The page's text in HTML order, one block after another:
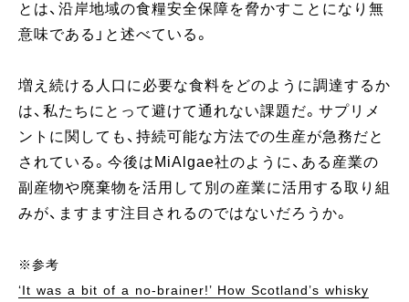
とは、沿岸地域の食糧安全保障を脅かすことになり無
意味である」と述べている。
増え続ける人口に必要な食料をどのように調達するか
は、私たちにとって避けて通れない課題だ。サプリメ
ントに関しても、持続可能な方法での生産が急務だと
されている。今後はMiAlgae社のように、ある産業の
副産物や廃棄物を活用して別の産業に活用する取り組
みが、ますます注目されるのではないだろうか。
※参考
‘It was a bit of a no-brainer!’ How Scotland’s whisky